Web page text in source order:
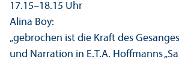
17.15–18.15 Uhr
Alina Boy:
„gebrochen ist die Kraft des
und Narration in E.T.A. Hoffmanns